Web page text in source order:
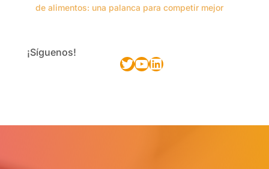
de alimentos: una palanca para competir mejor
¡Síguenos!
Twitter YouTube LinkedIn